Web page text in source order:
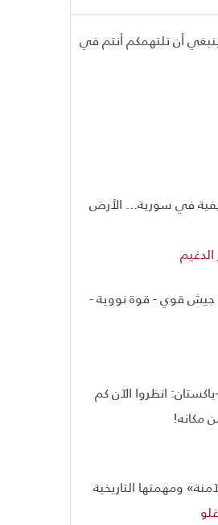
أن تلتهمكم أنتم في
في سورية... الأرض
جيش قوي - قوة نووية -
انظروا الآن كم
مكانه!
ومهمتها التاريخية